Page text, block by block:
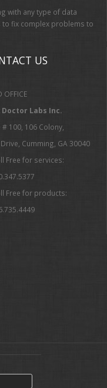
with any type of data
to fix complex problems to
US
OFFICE
Doctor Labs Inc.
# 100, 106 Colony,
Cumming, GA 30040
Free for services:
Free for products: